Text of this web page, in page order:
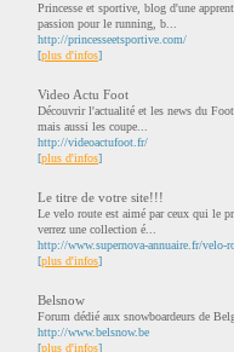
Princesse et sportive, blog d'une
passion pour le running, b...
http://princesseetsportive.com/
[plus d'infos]
Video Actu Foot
Découvrir l'actualité et les news du
mais aussi les coupe...
http://videoactufoot.fr/
[plus d'infos]
Le titre de votre site!!!
Le velo route est aimé par ceux qui le
verrez une collection é...
http://www.supernova-annuaire.fr/velo-
[plus d'infos]
Belsnow
Forum dédié aux snowboardeurs de
http://www.belsnow.be
[plus d'infos]